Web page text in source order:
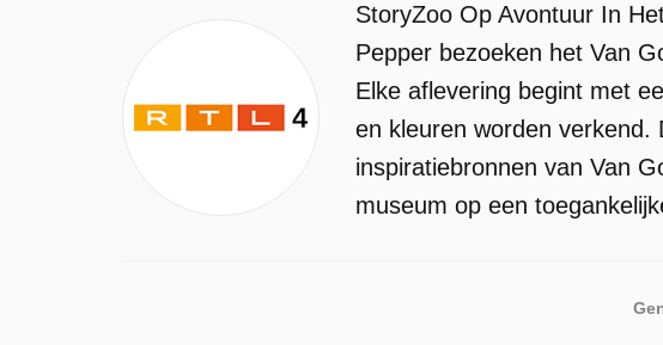
StoryZoo Op Avontuur In
Pepper bezoeken het Van
Elke aflevering begint met
en kleuren worden verkend.
inspiratiebronnen van Van
museum op een